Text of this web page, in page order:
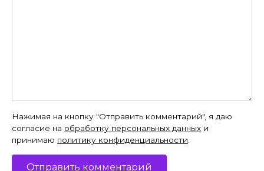
Нажимая на кнопку "Отправить комментарий", я даю
согласие на обработку персональных данных и
принимаю политику конфиденциальности